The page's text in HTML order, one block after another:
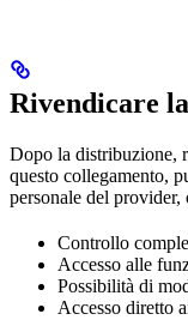
Rivendicare
Dopo la distribuzione,
questo collegamento,
personale del provider,
Controllo
Accesso alle
Possibilità di
Accesso diretto